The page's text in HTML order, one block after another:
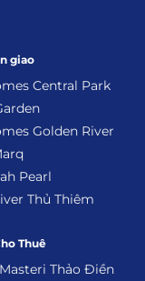
giao
Central Park
Golden River
Pearl
Thủ Thiêm
Thuê
Thảo Điền